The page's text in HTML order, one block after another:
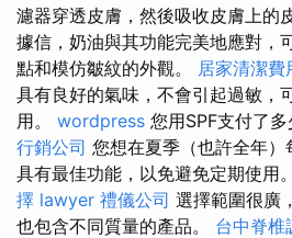
濾器穿透皮膚，然後吸收皮膚上的
據信，奶油與其功能完美地應對，
點和模仿皺紋的外觀。 居家清潔費
具有良好的氣味，不會引起過敏，
用。 wordpress 您用SPF支付了
行銷公司 您想在夏季（也許全年
具有最佳功能，以免避免定期使用。
擇 lawyer 禮儀公司 選擇範圍很廣
也包含不同質量的產品。 台中脊椎